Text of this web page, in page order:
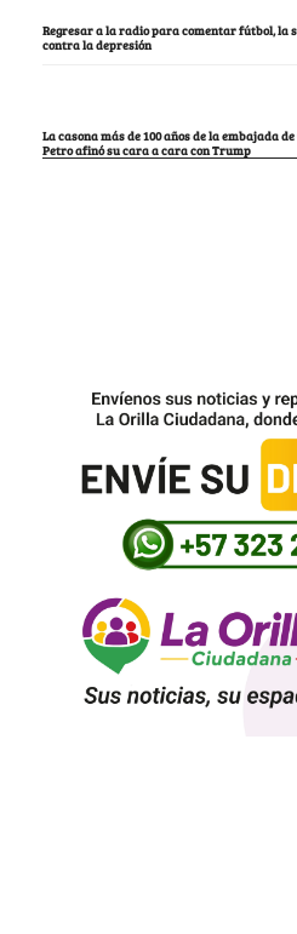
Regresar a la radio para comentar fútbol, la
contra la depresión
La casona más de 100 años de la embajada
Petro afinó su cara a cara con Trump